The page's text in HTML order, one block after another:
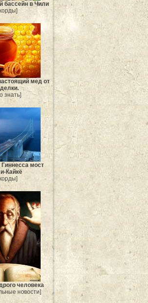
бассейн в Чили
мед от
знать]
мост
Кайкё
человека
новости]